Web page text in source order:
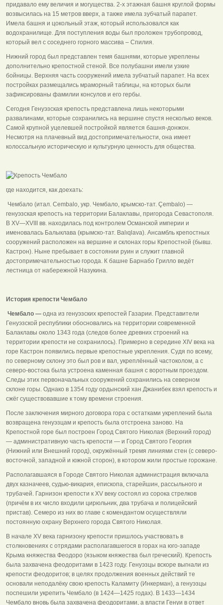
придавало ему величия и могущества. 2-х этажная башня круглой формы
возвысилась на 15 метров вверх, а также имела зубчатый парапет.
Имела башня и цокольный этаж, который использовался как
водохранилище. Для поступления воды был проложен трубопровод,
который вел с соседнего горного массива – Спилия.
Нижний город был представлен темя башнями, которые укреплены
дополнительно крепостной стеной. Все полубашни имели узкие
бойницы. Верхняя часть сооружений имела зубчатый парапет. На всех
постройках размещались мраморный таблицы, на которых были
зафиксированы фамилии консулов и его гербы.
Сегодня Генуэзская крепость представлена лишь некоторыми
развалинами, которые сохранились на вершине спустя несколько веков.
Самой крупной уцелевшей постройкой является башня-донжон.
Несмотря на плачевный вид достопримечательности, она имеет
колоссальную историческую и культурную ценность для общества.
где находится, как доехать:
Чембало (итал. Cembalo, укр. Чембало, крымско-тат. Çembalo) —
генуэзская крепость на территории Балаклавы, пригорода Севастополя.
В XV—XVIII вв. находилась под контролем Османской империи и
именовалась Балыклава (крымско-тат. Balıqlava). Ансамбль крепостных
сооружений расположен на вершине и склонах горы Крепостной (бывш.
Кастрон). Ныне пребывает в состоянии руин и служит главной
достопримечательностью города. К башне Барнабо Грилло ведёт
лестница от набережной Назукина.
История крепости Чембало
Чембало — одна из генуэзских крепостей Газарии. Представители
Генуэзской республики обосновались на территории современной
Балаклавы около 1343 года (следов более древних строений на
территории крепости не сохранилось). Примерно в середине XIV века на
горе Кастрон появились первые крепостные укрепления. Судя по всему,
по северному склону это был ров и вал, укреплённый частоколом, а с
северо-востока была устроена каменная башня с воротным проездом.
Следы этих первоначальных сооружений сохранились на северном
склоне горы. Однако в 1354 году ордынский хан Джанибек взял крепость и
сжёг существовавшие к тому времени строения.
После заключения мирного договора гора с остатками укреплений была
возвращена генуэзцам и крепость была отстроена заново. На
Крепостной горе был построен Город Святого Николая (Верхний город)
— административную часть крепости — и Город Святого Георгия
(Нижний или Внешний город), окружённый тремя линиями стен (с северо-
восточной, западной и южной сторон), в котором жили простые горожане.
Располагавшаяся в Городе Святого Николая администрация включала
двух казначеев, судью-викария, епископа, старейшин, рассыльного и
трубачей. Гарнизон крепости к XV веку состоял из сорока стрелков
(причём в их число входили цирюльник, два трубача и полицейский
пристав). Семеро из них во главе с комендантом осуществляли
постоянную охрану Верхнего города Святого Николая.
В начале XV века гарнизону крепости пришлось участвовать в
столкновениях с отрядами располагавшегося в горах на юго-западе
Крыма княжества Феодоро (языком княжества был греческий). Крепость
была захвачена феодоритами в 1423 году. Генуэзцы вскоре выгнали из
крепости феодоритов; в целях продолжения военных действий те
основали неподалёку свою крепость Каламиту (Инкерман), а генуэзцы
поспешили укрепить Чембало (в 1424—1425 годах). В 1433—1434
Чембало вновь была захвачена феодоритами, а власти Генуи в ответ